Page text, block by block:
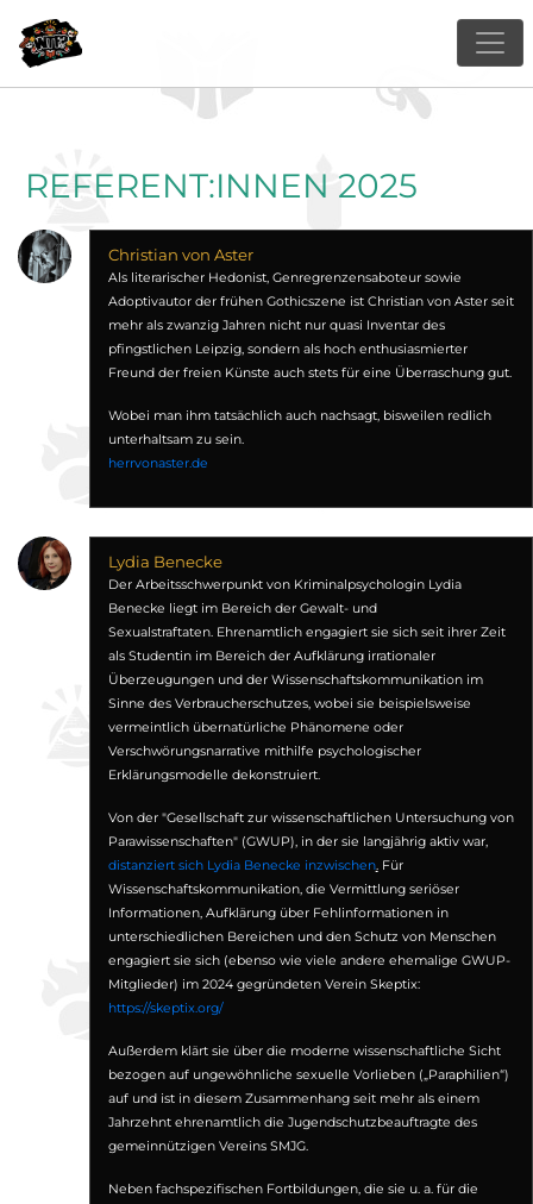
REFERENT:INNEN 2025
Christian von Aster
Als literarischer Hedonist, Genregrenzensaboteur sowie
Adoptivautor der frühen Gothicszene ist Christian von Aster seit
mehr als zwanzig Jahren nicht nur quasi Inventar des
pfingstlichen Leipzig, sondern als hoch enthusiasmierter
Freund der freien Künste auch stets für eine Überraschung gut.
Wobei man ihm tatsächlich auch nachsagt, bisweilen redlich
unterhaltsam zu sein.
herrvonaster.de
Lydia Benecke
Der Arbeitsschwerpunkt von Kriminalpsychologin Lydia
Benecke liegt im Bereich der Gewalt- und
Sexualstraftaten. Ehrenamtlich engagiert sie sich seit ihrer Zeit
als Studentin im Bereich der Aufklärung irrationaler
Überzeugungen und der Wissenschaftskommunikation im
Sinne des Verbraucherschutzes, wobei sie beispielsweise
vermeintlich übernatürliche Phänomene oder
Verschwörungsnarrative mithilfe psychologischer
Erklärungsmodelle dekonstruiert.
Von der "Gesellschaft zur wissenschaftlichen Untersuchung von
Parawissenschaften" (GWUP), in der sie langjährig aktiv war,
distanziert sich Lydia Benecke inzwischen.Für
Wissenschaftskommunikation, die Vermittlung seriöser
Informationen, Aufklärung über Fehlinformationen in
unterschiedlichen Bereichen und den Schutz von Menschen
engagiert sie sich (ebenso wie viele andere ehemalige GWUP-
Mitglieder) im 2024 gegründeten Verein Skeptix:
https://skeptix.org/
Außerdem klärt sie über die moderne wissenschaftliche Sicht
bezogen auf ungewöhnliche sexuelle Vorlieben („Paraphilien“)
auf und ist in diesem Zusammenhang seit mehr als einem
Jahrzehnt ehrenamtlich die Jugendschutzbeauftragte des
gemeinnützigen Vereins SMJG.
Neben fachspezifischen Fortbildungen, die sie u. a. für die